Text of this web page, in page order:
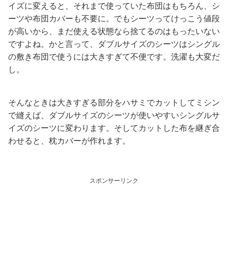
イズに変えると、それまで使っていた布団はもちろん、シ
ーツや布団カバーも不要に。でもシーツってけっこう値段
が高いから、まだ使える状態なら捨てるのはもったいない
ですよね。かと言って、ダブルサイズのシーツはシングル
の敷き布団で使うには大きすぎて不便です。洗濯も大変だ
し。
そんなときは大きすぎる部分をハサミでカットしてミシン
で縫えば、ダブルサイズのシーツが使いやすいシングルサ
イズのシーツに変わります。そしてカットした布を継ぎ合
わせると、枕カバーが作れます。
スポンサーリンク